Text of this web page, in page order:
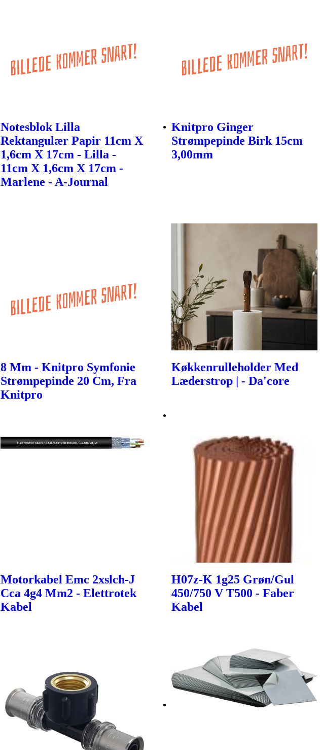
Notesblok Lilla
Rektangulær Papir 11cm X
1,6cm X 17cm - Lilla -
11cm X 1,6cm X 17cm -
Marlene - A-Journal
Knitpro Ginger
Strømpepinde Birk 15cm
3,00mm
8 Mm - Knitpro Symfonie
Strømpepinde 20 Cm, Fra
Knitpro
Køkkenrulleholder Med
Læderstrop | - Da'core
Motorkabel Emc 2xslch-J
Cca 4g4 Mm2 - Elettrotek
Kabel
H07z-K 1g25 Grøn/Gul
450/750 V T500 - Faber
Kabel